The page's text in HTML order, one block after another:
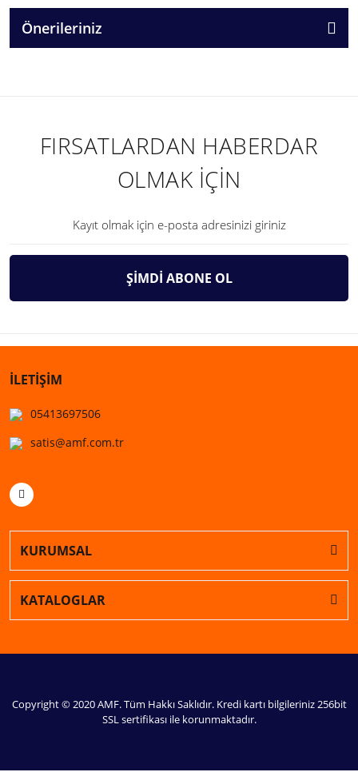
Önerileriniz
FIRSATLARDAN HABERDAR
OLMAK İÇİN
ŞİMDİ ABONE OL
İLETİŞİM
05413697506
satis@amf.com.tr
KURUMSAL
KATALOGLAR
Copyright © 2020 AMF. Tüm Hakkı Saklıdır. Kredi kartı bilgileriniz 256bit
SSL sertifikası ile korunmaktadır.